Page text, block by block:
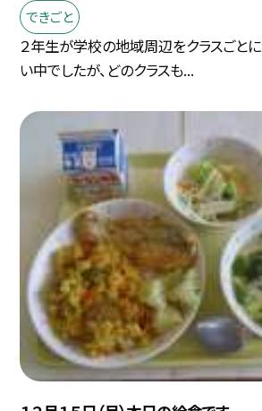
できごと
２年生が学校の地域周辺をクラスごと
い中でしたが、どのクラスも...